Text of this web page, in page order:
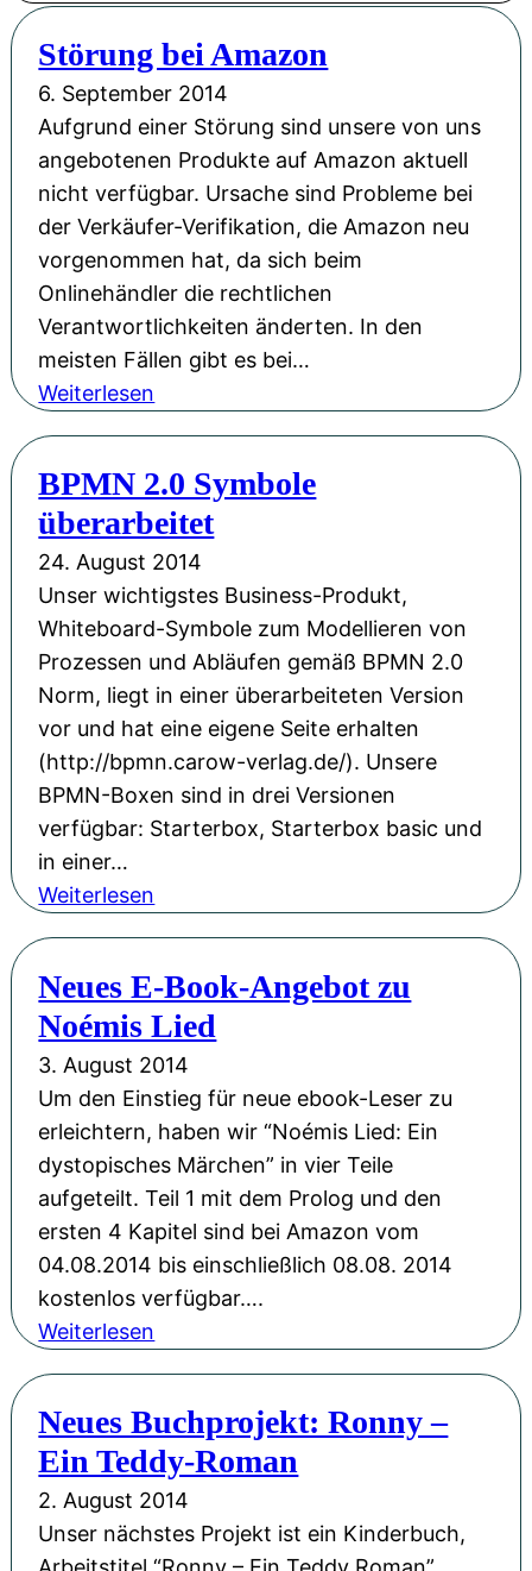
Störung bei Amazon
6. September 2014
Aufgrund einer Störung sind unsere von uns
angebotenen Produkte auf Amazon aktuell
nicht verfügbar. Ursache sind Probleme bei
der Verkäufer-Verifikation, die Amazon neu
vorgenommen hat, da sich beim
Onlinehändler die rechtlichen
Verantwortlichkeiten änderten. In den
meisten Fällen gibt es bei…
Weiterlesen
ö
r
u
n
g
b
e
A
m
a
BPMN 2.0 Symbole
überarbeitet
24. August 2014
Unser wichtigstes Business-Produkt,
Whiteboard-Symbole zum Modellieren von
Prozessen und Abläufen gemäß BPMN 2.0
Norm, liegt in einer überarbeiteten Version
vor und hat eine eigene Seite erhalten
(http://bpmn.carow-verlag.de/). Unsere
BPMN-Boxen sind in drei Versionen
verfügbar: Starterbox, Starterbox basic und
in einer…
Weiterlesen
M
N
2
.
0
S
y
m
b
o
b
e
r
a
r
Neues E-Book-Angebot zu
Noémis Lied
3. August 2014
Um den Einstieg für neue ebook-Leser zu
erleichtern, haben wir “Noémis Lied: Ein
dystopisches Märchen” in vier Teile
aufgeteilt. Teil 1 mit dem Prolog und den
ersten 4 Kapitel sind bei Amazon vom
04.08.2014 bis einschließlich 08.08. 2014
kostenlos verfügbar….
Weiterlesen
u
e
s
E
-
Neues Buchprojekt: Ronny –
Ein Teddy-Roman
2. August 2014
Unser nächstes Projekt ist ein Kinderbuch,